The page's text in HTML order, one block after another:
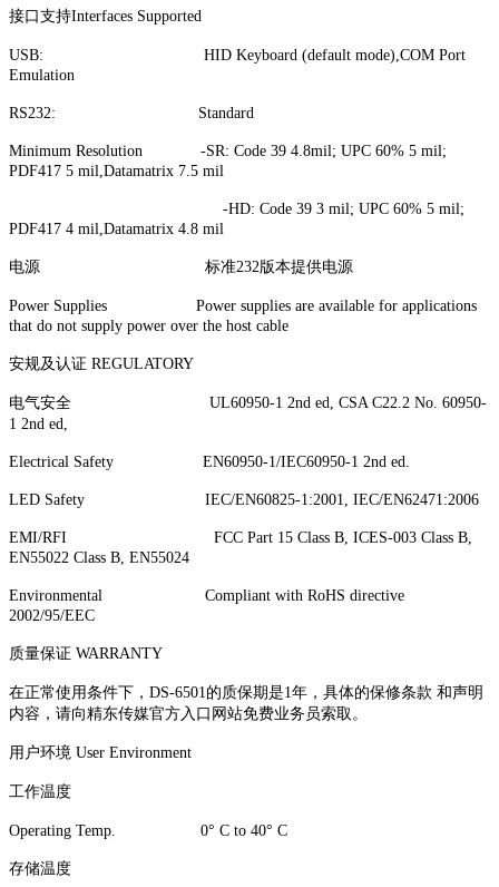
接口支持Interfaces Supported
USB: HID Keyboard (default mode),COM Port
Emulation
RS232: Standard
Minimum Resolution -SR: Code 39 4.8mil; UPC 60% 5 mil;
PDF417 5 mil,Datamatrix 7.5 mil
-HD: Code 39 3 mil; UPC 60% 5 mil;
PDF417 4 mil,Datamatrix 4.8 mil
电源 标准232版本提供电源
Power Supplies Power supplies are available for applications
that do not supply power over the host cable
安规及认证 REGULATORY
电气安全 UL60950-1 2nd ed, CSA C22.2 No. 60950-
1 2nd ed,
Electrical Safety EN60950-1/IEC60950-1 2nd ed.
LED Safety IEC/EN60825-1:2001, IEC/EN62471:2006
EMI/RFI FCC Part 15 Class B, ICES-003 Class B,
EN55022 Class B, EN55024
Environmental Compliant with RoHS directive
2002/95/EEC
质量保证 WARRANTY
在正常使用条件下，DS-6501的质保期是1年，具体的保修条款 和声明
内容，请向精东传媒官方入口网站免费业务员索取。
用户环境 User Environment
工作温度
Operating Temp. 0° C to 40° C
存储温度